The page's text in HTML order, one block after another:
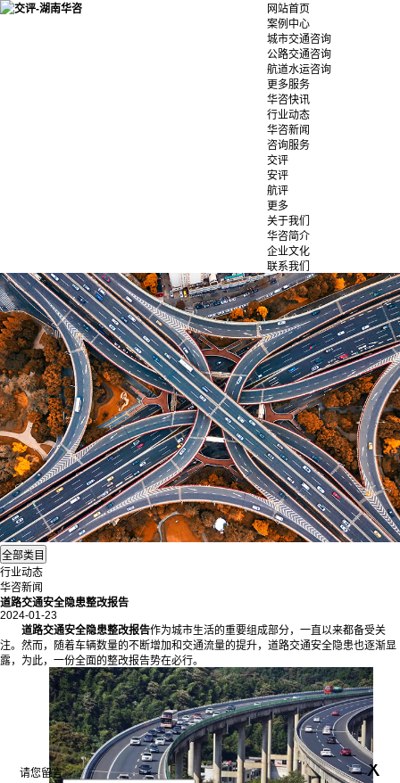
网站首页
案例中心
城市交通咨询
公路交通咨询
航道水运咨询
更多服务
华咨快讯
行业动态
华咨新闻
咨询服务
交评
安评
航评
更多
关于我们
华咨简介
企业文化
联系我们
行业动态
华咨新闻
道路交通安全隐患整改报告
2024-01-23
道路交通安全隐患整改报告作为城市生活的重要组成部分，一直以来都备受关
注。然而，随着车辆数量的不断增加和交通流量的提升，道路交通安全隐患也逐渐显
露，为此，一份全面的整改报告势在必行。
请您留言 x